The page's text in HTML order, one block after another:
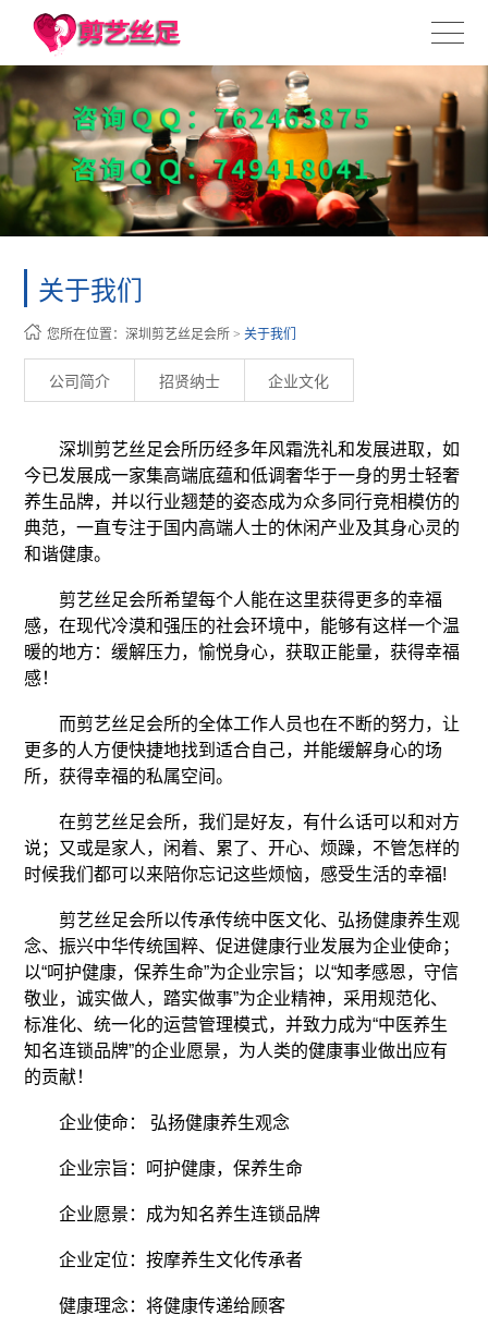
关于我们
您所在位置：深圳剪艺丝足会所 >关于我们
公司简介 招贤纳士 企业文化
深圳剪艺丝足会所历经多年风霜洗礼和发展进取，如
今已发展成一家集高端底蕴和低调奢华于一身的男士轻奢
养生品牌，并以行业翘楚的姿态成为众多同行竞相模仿的
典范，一直专注于国内高端人士的休闲产业及其身心灵的
和谐健康。
剪艺丝足会所希望每个人能在这里获得更多的幸福
感，在现代冷漠和强压的社会环境中，能够有这样一个温
暖的地方：缓解压力，愉悦身心，获取正能量，获得幸福
感！
而剪艺丝足会所的全体工作人员也在不断的努力，让
更多的人方便快捷地找到适合自己，并能缓解身心的场
所，获得幸福的私属空间。
在剪艺丝足会所，我们是好友，有什么话可以和对方
说；又或是家人，闲着、累了、开心、烦躁，不管怎样的
时候我们都可以来陪你忘记这些烦恼，感受生活的幸福!
剪艺丝足会所以传承传统中医文化、弘扬健康养生观
念、振兴中华传统国粹、促进健康行业发展为企业使命；
以“呵护健康，保养生命”为企业宗旨；以“知孝感恩，守信
敬业，诚实做人，踏实做事”为企业精神，采用规范化、
标准化、统一化的运营管理模式，并致力成为“中医养生
知名连锁品牌”的企业愿景，为人类的健康事业做出应有
的贡献！
企业使命： 弘扬健康养生观念
企业宗旨：呵护健康，保养生命
企业愿景：成为知名养生连锁品牌
企业定位：按摩养生文化传承者
健康理念：将健康传递给顾客